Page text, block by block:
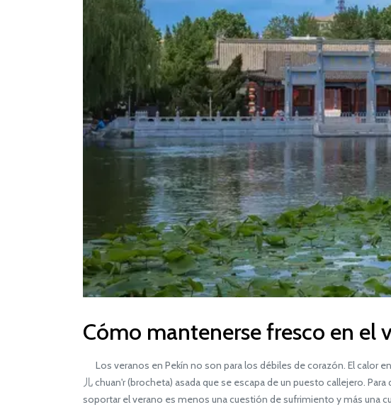
Cómo mantenerse fresco en el
Los veranos en Pekín no son para los débiles de corazón. El calor
儿 chuan'r (brocheta) asada que se escapa de un puesto callejero.
soportar el verano es menos una cuestión de sufrimiento y más una